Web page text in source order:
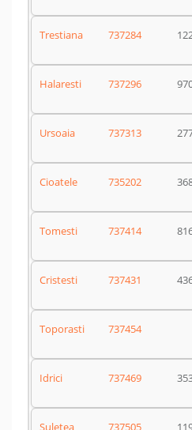
Trestiana 737284
Halaresti 737296
Ursoaia 737313
Cioatele 735202
Tomesti 737414
Cristesti 737431
Toporasti 737454
Idrici 737469
Suletea 737505